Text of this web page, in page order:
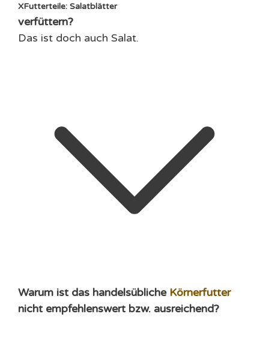
XFutterteile: Salatblätter
verfüttern?
Das ist doch auch Salat.
Warum ist das handelsübliche Körnerfutter
nicht empfehlenswert bzw. ausreichend?